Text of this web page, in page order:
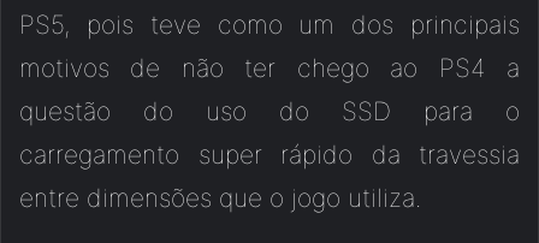
PS5, pois teve como um dos principais
motivos de não ter chego ao PS4 a
questão do uso do SSD para o
carregamento super rápido da travessia
entre dimensões que o jogo utiliza.